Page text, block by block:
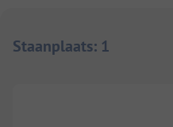
Staanplaats: 1